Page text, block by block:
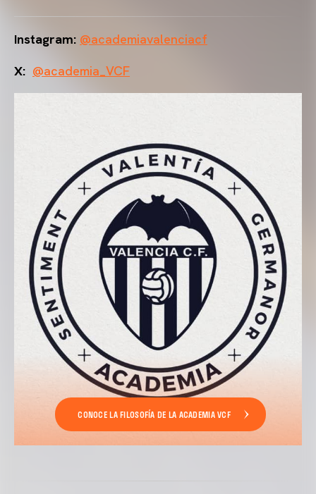
Instagram: @academiavalenciacf
X: @academia_VCF
CONOCE LA FILOSOFÍA DE LA ACADEMIA VCF